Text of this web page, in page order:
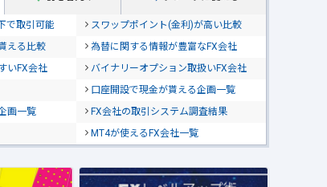
で取引可能
スワップポイント(金利)が高い比較
える比較
為替に関する情報が豊富なFX会社
いFX会社
バイナリーオプション取扱いFX会社
口座開設で現金が貰える企画一覧
画一覧
FX会社の取引システム調査結果
MT4が使えるFX会社一覧